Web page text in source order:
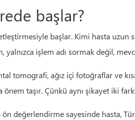
başlar?
başlar. Kimi hasta
işlem adı sormak değil,
tomografi, ağız içi fotoğraflar ve
taşır. Çünkü aynı şikayet iki
değerlendirme sayesinde hasta,